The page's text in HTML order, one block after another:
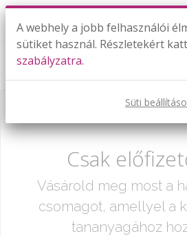
A középkori
Már csak egy lépés:
Csak
Vásárold meg most a
csomagot, amellyel a
tananyagához
A webhely a jobb felhasználói
sütiket használ. Részletekért
szabályzatra.
Süti